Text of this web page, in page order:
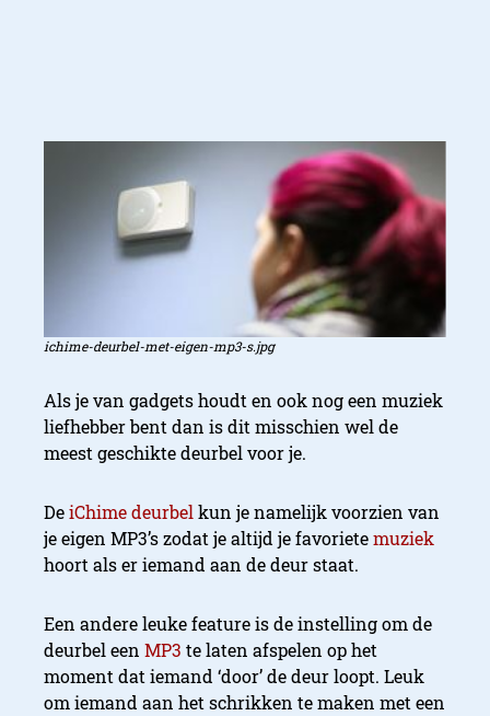
ichime-deurbel-met-eigen-mp3-s.jpg
Als je van gadgets houdt en ook nog een muziek
liefhebber bent dan is dit misschien wel de
meest geschikte deurbel voor je.
DeiChime deurbel kun je namelijk voorzien van
je eigen MP3’s zodat je altijd je favorietemuziek
hoort als er iemand aan de deur staat.
Een andere leuke feature is de instelling om de
deurbel een MP3 te laten afspelen op het
moment dat iemand ‘door’ de deur loopt. Leuk
om iemand aan het schrikken te maken met een